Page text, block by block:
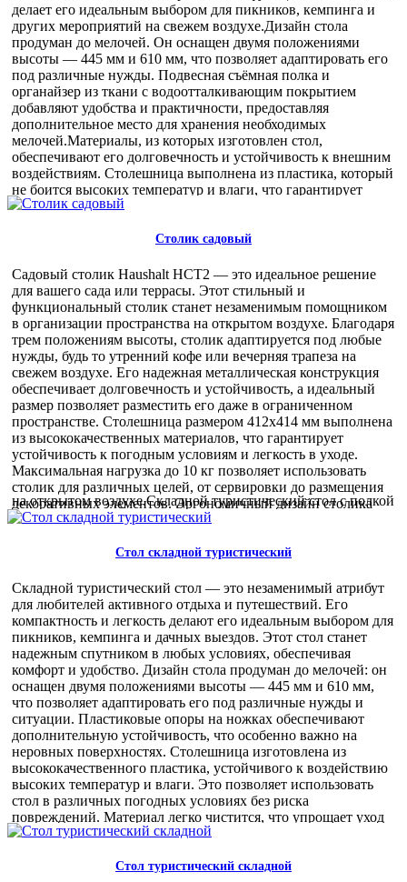
делает его идеальным выбором для пикников, кемпинга и
других мероприятий на свежем воздухе.Дизайн стола
продуман до мелочей. Он оснащен двумя положениями
высоты — 445 мм и 610 мм, что позволяет адаптировать его
под различные нужды. Подвесная съёмная полка и
органайзер из ткани с водоотталкивающим покрытием
добавляют удобства и практичности, предоставляя
дополнительное место для хранения необходимых
мелочей.Материалы, из которых изготовлен стол,
обеспечивают его долговечность и устойчивость к внешним
воздействиям. Столешница выполнена из пластика, который
не боится высоких температур и влаги, что гарантирует
длительный срок службы даже в самых экстремальных
его удобным для переноски и транспортировки.Эргономика
размер столешницы (1020х500 мм) позволяет разместить на
ней все необходимое для приятного времяпрепровождения.
Благодаря удобному кейсу с ручкой, стол легко складывается
и переносится, занимая минимум места в сложенном виде
(530х525х70 мм).Этот складной стол идеально подходит для
использования на даче, в кемпинге, на пикнике или на
рыбалке. Он станет надежным спутником в любых условиях,
обеспечивая комфорт и удобство.Для оптовых покупателей
данный товар представляет особую ценность. Возможность
приобретения большого количества столов по выгодной
цене позволяет удовлетворить спрос клиентов, обеспечивая
их качественной и востребованной продукцией. Это
отличный выбор для розничных магазинов, туристических
баз и компаний, занимающихся организацией мероприятий
на открытом воздухе.Складной туристический стол с полкой
— это сочетание функциональности, надежности и
пользователи, так и оптовые покупатели.
Столик садовый
Садовый столик Haushalt НСТ2 — это идеальное решение
для вашего сада или террасы. Этот стильный и
функциональный столик станет незаменимым помощником
в организации пространства на открытом воздухе. Благодаря
трем положениям высоты, столик адаптируется под любые
нужды, будь то утренний кофе или вечерняя трапеза на
свежем воздухе. Его надежная металлическая конструкция
обеспечивает долговечность и устойчивость, а идеальный
размер позволяет разместить его даже в ограниченном
пространстве. Столешница размером 412х414 мм выполнена
из высококачественных материалов, что гарантирует
устойчивость к погодным условиям и легкость в уходе.
Максимальная нагрузка до 10 кг позволяет использовать
столик для различных целей, от сервировки до размещения
декоративных элементов. Эргономичный дизайн столика
способствует комфортному использованию, а возможность
максимально удобными. Это идеальное решение для тех, кто
интерьера. Садовый столик Haushalt НСТ2 отлично
подойдет для использования в кафе, ресторанах, на дачах и в
загородных домах. Он станет прекрасным дополнением к
любой обстановке, создавая атмосферу уюта и комфорта. Для
оптовых покупателей предоставляются особые условия
сотрудничества, включая гибкие системы скидок и
возможность быстрой поставки. Это делает покупку столика
Haushalt НСТ2 не только выгодной, но и удобной. Выбирая
садовый столик Haushalt НСТ2, вы получаете продукт,
который сочетает в себе стиль, надежность и
функциональность, что делает его идеальным выбором для
любого покупателя.
1 120,00 руб
Стол складной туристический
Складной туристический стол — это незаменимый атрибут
для любителей активного отдыха и путешествий. Его
компактность и легкость делают его идеальным выбором для
пикников, кемпинга и дачных выездов. Этот стол станет
надежным спутником в любых условиях, обеспечивая
комфорт и удобство. Дизайн стола продуман до мелочей: он
оснащен двумя положениями высоты — 445 мм и 610 мм,
что позволяет адаптировать его под различные нужды и
ситуации. Пластиковые опоры на ножках обеспечивают
дополнительную устойчивость, что особенно важно на
неровных поверхностях. Столешница изготовлена из
высококачественного пластика, устойчивого к воздействию
высоких температур и влаги. Это позволяет использовать
стол в различных погодных условиях без риска
повреждений. Материал легко чистится, что упрощает уход
за изделием и поддержание его в идеальном состоянии.
он легко складывается и раскладывается, а в сложенном виде
Стол туристический складной